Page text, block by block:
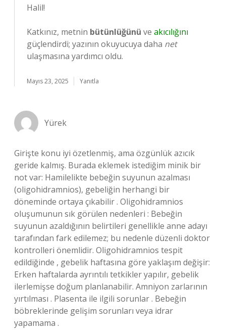
Halil!
Katkınız, metnin bütünlüğünü ve akıcılığını
güçlendirdi; yazının okuyucuya daha net
ulaşmasına yardımcı oldu.
Mayıs 23, 2025 Yanıtla
Yürek
Girişte konu iyi özetlenmiş, ama özgünlük azıcık
geride kalmış. Burada eklemek istediğim minik bir
not var: Hamilelikte bebeğin suyunun azalması
(oligohidramnios), gebeliğin herhangi bir
döneminde ortaya çıkabilir . Oligohidramnios
oluşumunun sık görülen nedenleri : Bebeğin
suyunun azaldığının belirtileri genellikle anne adayı
tarafından fark edilemez; bu nedenle düzenli doktor
kontrolleri önemlidir. Oligohidramnios tespit
edildiğinde , gebelik haftasına göre yaklaşım değişir:
Erken haftalarda ayrıntılı tetkikler yapılır, gebelik
ilerlemişse doğum planlanabilir. Amniyon zarlarının
yırtılması . Plasenta ile ilgili sorunlar . Bebeğin
böbreklerinde gelişim sorunları veya idrar
yapamama .